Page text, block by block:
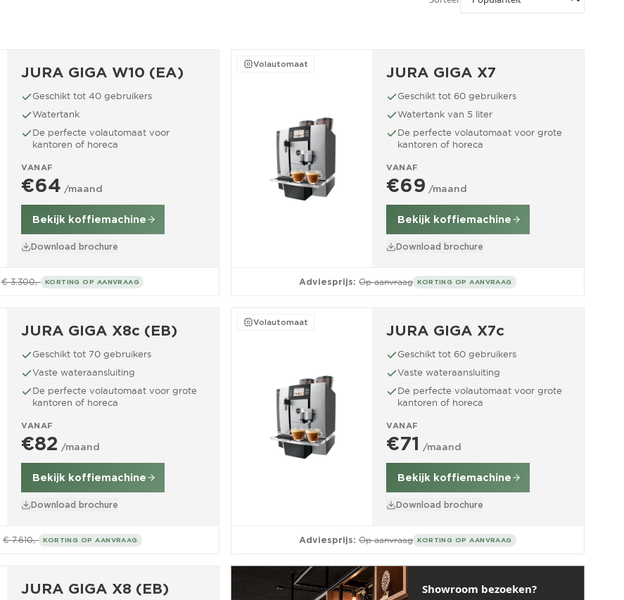
JURA GIGA W10 (EA)
Geschikt tot 40 gebruikers
Watertank
De perfecte volautomaat voor
kantoren of horeca
VANAF
€64 /maand
Bekijk koffiemachine
Download brochure
€ 3.300,- KORTING OP AANVRAAG
Volautomaat
JURA GIGA X7
Geschikt tot 60 gebruikers
Watertank van 5 liter
De perfecte volautomaat voor grote
kantoren of horeca
VANAF
€69 /maand
Bekijk koffiemachine
Download brochure
Adviesprijs: Op aanvraag KORTING OP AANVRAAG
JURA GIGA X8c (EB)
Geschikt tot 70 gebruikers
Vaste wateraansluiting
De perfecte volautomaat voor grote
kantoren of horeca
VANAF
€82 /maand
Bekijk koffiemachine
Download brochure
€ 7.610,- KORTING OP AANVRAAG
Volautomaat
JURA GIGA X7c
Geschikt tot 60 gebruikers
Vaste wateraansluiting
De perfecte volautomaat voor grote
kantoren of horeca
VANAF
€71 /maand
Bekijk koffiemachine
Download brochure
Adviesprijs: Op aanvraag KORTING OP AANVRAAG
JURA GIGA X8 (EB) Showroom bezoeken?